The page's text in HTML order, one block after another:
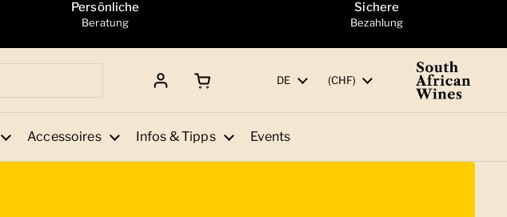
Persönliche
Beratung
Sichere
Bezahlung
Sprache
DE Land/Region
(CHF)
Accessoires Infos & Tipps Events